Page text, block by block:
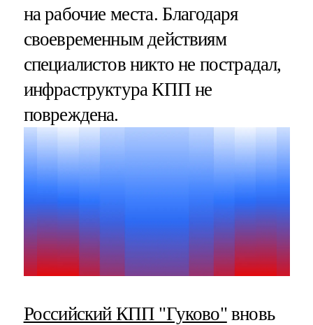
на рабочие места. Благодаря
своевременным действиям
специалистов никто не пострадал,
инфраструктура КПП не
повреждена.
Российский КПП "Гуково"вновь